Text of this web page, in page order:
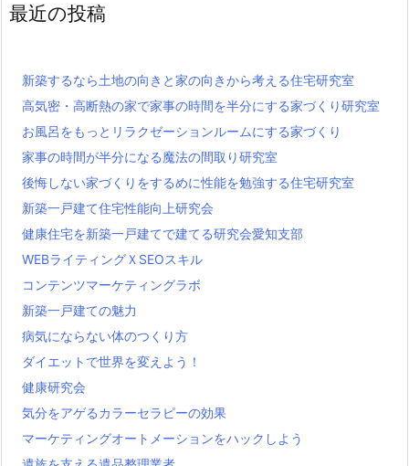
最近の投稿
新築するなら土地の向きと家の向きから考える住宅研究室
高気密・高断熱の家で家事の時間を半分にする家づくり研究室
お風呂をもっとリラクゼーションルームにする家づくり
家事の時間が半分になる魔法の間取り研究室
後悔しない家づくりをするめに性能を勉強する住宅研究室
新築一戸建て住宅性能向上研究会
健康住宅を新築一戸建てで建てる研究会愛知支部
WEBライティングＸSEOスキル
コンテンツマーケティングラボ
新築一戸建ての魅力
病気にならない体のつくり方
ダイエットで世界を変えよう！
健康研究会
気分をアゲるカラーセラピーの効果
マーケティングオートメーションをハックしよう